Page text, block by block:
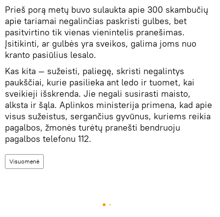
Prieš porą metų buvo sulaukta apie 300 skambučių
apie tariamai negalinčias paskristi gulbes, bet
pasitvirtino tik vienas vienintelis pranešimas.
Įsitikinti, ar gulbės yra sveikos, galima joms nuo
kranto pasiūlius lesalo.
Kas kita — sužeisti, paliegę, skristi negalintys
paukščiai, kurie pasilieka ant ledo ir tuomet, kai
sveikieji išskrenda. Jie negali susirasti maisto,
alksta ir šąla. Aplinkos ministerija primena, kad apie
visus sužeistus, sergančius gyvūnus, kuriems reikia
pagalbos, žmonės turėtų pranešti bendruoju
pagalbos telefonu 112.
Visuomenė